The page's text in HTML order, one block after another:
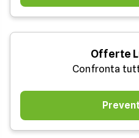
Offerte
Confronta